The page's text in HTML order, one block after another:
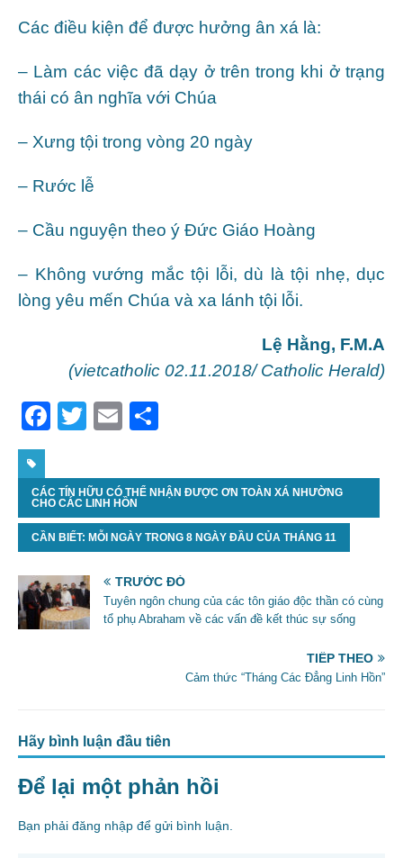
Các điều kiện để được hưởng ân xá là:
– Làm các việc đã dạy ở trên trong khi ở trạng
thái có ân nghĩa với Chúa
– Xưng tội trong vòng 20 ngày
– Rước lễ
– Cầu nguyện theo ý Đức Giáo Hoàng
– Không vướng mắc tội lỗi, dù là tội nhẹ, dục
lòng yêu mến Chúa và xa lánh tội lỗi.
Lệ Hằng, F.M.A
(vietcatholic 02.11.2018/Catholic Herald)
F
c
e
b
o
o
k
T
itt
er
E
ai
l
ar
e
CÁC TÍN HỮU CÓ THỂ NHẬN ĐƯỢC ƠN TOÀN XÁ NHƯỜNG
CHO CÁC LINH HỒN
CẦN BIẾT: MỖI NGÀY TRONG 8 NGÀY ĐẦU CỦA THÁNG 11
TRƯỚC ĐÓ
Tuyên ngôn chung của các tôn giáo độc thần có cùng
tổ phụ Abraham về các vấn đề kết thúc sự sống
TIẾP THEO
Cảm thức “Tháng Các Đẳng Linh Hồn”
Hãy bình luận đầu tiên
Để lại một phản hồi
Bạn phải đăng nhập để gửi bình luận.